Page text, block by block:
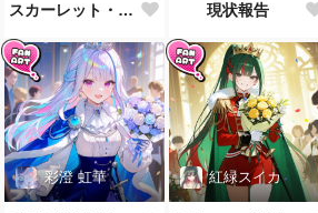
スカーレット・レイベル様誕生祝！ 現状報告
彩澄 虹華 紅緑スイカ